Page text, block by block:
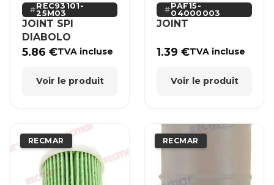
REC93101-
25M03
JOINT SPI
DIABOLO
5.86€TVA incluse
Voir le produit
PAF15-
04000003
JOINT
1.39€TVA incluse
Voir le produit
RECMAR RECMAR